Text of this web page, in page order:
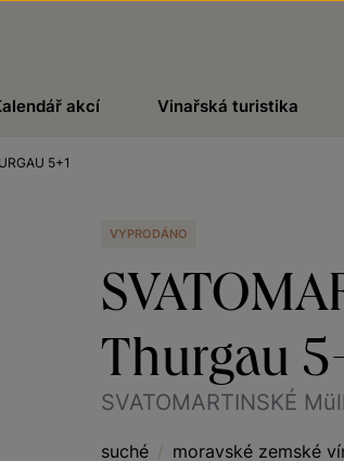
akcí Vinařská turistika
5+1
VYPRODÁNO
Thurgau
SVATOMARTINSKÉ
suché / moravské zemské